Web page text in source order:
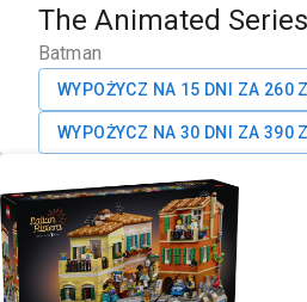
The Animated Series
Batman
WYPOŻYCZ NA 15 DNI ZA 260
WYPOŻYCZ NA 30 DNI ZA 390